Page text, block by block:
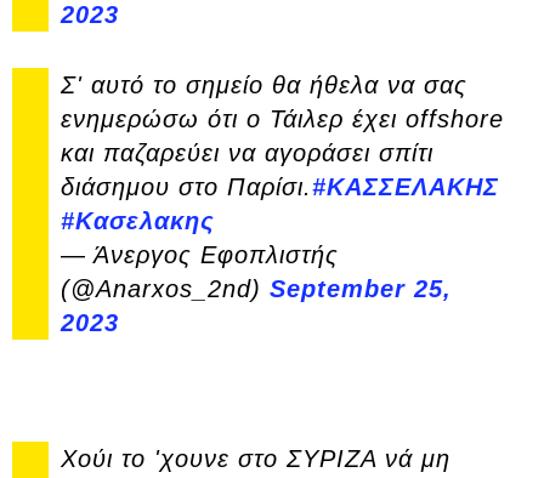
2023
Σ' αυτό το σημείο θα ήθελα να σας
ενημερώσω ότι ο Τάιλερ έχει offshore
και παζαρεύει να αγοράσει σπίτι
διάσημου στο Παρίσι.#ΚΑΣΣΕΛΑΚΗΣ
#Κασελακης
— Άνεργος Εφοπλιστής
(@Anarxos_2nd) September 25,
2023
Χούι το 'χουνε στο ΣΥΡΙΖΑ νά μη